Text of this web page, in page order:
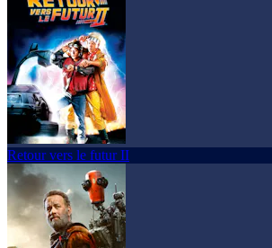
Retour vers le futur II